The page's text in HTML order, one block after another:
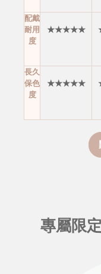
配戴
耐用
度
★★★★★
長久
保色
度
★★★★★
專屬限